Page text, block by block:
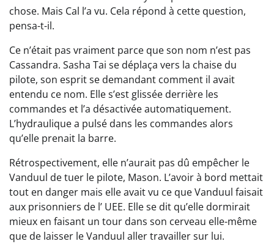
chose. Mais Cal l’a vu. Cela répond à cette question,
pensa-t-il.
Ce n’était pas vraiment parce que son nom n’est pas
Cassandra. Sasha Tai se déplaça vers la chaise du
pilote, son esprit se demandant comment il avait
entendu ce nom. Elle s’est glissée derrière les
commandes et l’a désactivée automatiquement.
L’hydraulique a pulsé dans les commandes alors
qu’elle prenait la barre.
Rétrospectivement, elle n’aurait pas dû empêcher le
Vanduul de tuer le pilote, Mason. L’avoir à bord mettait
tout en danger mais elle avait vu ce que Vanduul faisait
aux prisonniers de l’ UEE. Elle se dit qu’elle dormirait
mieux en faisant un tour dans son cerveau elle-même
que de laisser le Vanduul aller travailler sur lui.